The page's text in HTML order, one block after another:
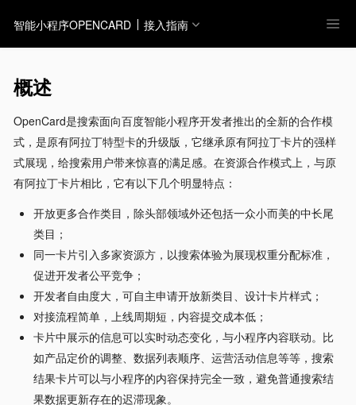
智能小程序OPENCARD 接入指南
概述
OpenCard是搜索面向百度智能小程序开发者推出的全新的合作模
式，是原有阿拉丁特型卡的升级版，它继承原有阿拉丁卡片的强样
式展现，给搜索用户带来惊喜的满足感。在资源合作模式上，与原
有阿拉丁卡片相比，它有以下几个明显特点：
开放更多合作类目，除头部领域外还包括一众小而美的中长尾
类目；
同一卡片引入多家资源方，以搜索体验为展现权重分配标准，
促进开发者公平竞争；
开发者自由度大，可自主申请开放新类目、设计卡片样式；
对接流程简单，上线周期短，内容提交成本低；
卡片中展示的信息可以实时动态变化，与小程序内容联动。比
如产品定价的调整、数据列表顺序、运营活动信息等等，搜索
结果卡片可以与小程序的内容保持完全一致，避免普通搜索结
果数据更新存在的迟滞现象。